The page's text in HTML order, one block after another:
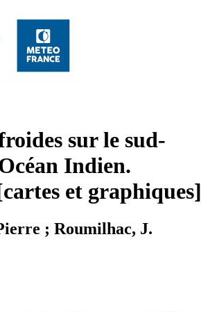
sur le sud-
Indien.
et graphiques]
; Roumilhac, J.